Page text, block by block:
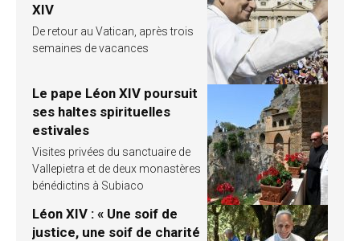
XIV
De retour au Vatican, après trois
semaines de vacances
Le pape Léon XIV poursuit
ses haltes spirituelles
estivales
Visites privées du sanctuaire de
Vallepietra et de deux monastères
bénédictins à Subiaco
Léon XIV : « Une soif de
justice, une soif de charité